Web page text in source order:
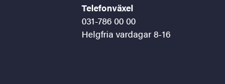
Telefonväxel
031-786 00 00
Helgfria vardagar 8-16